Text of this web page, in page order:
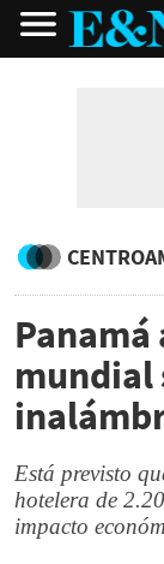
Panamá
mundial
Está previsto
hotelera de
impacto